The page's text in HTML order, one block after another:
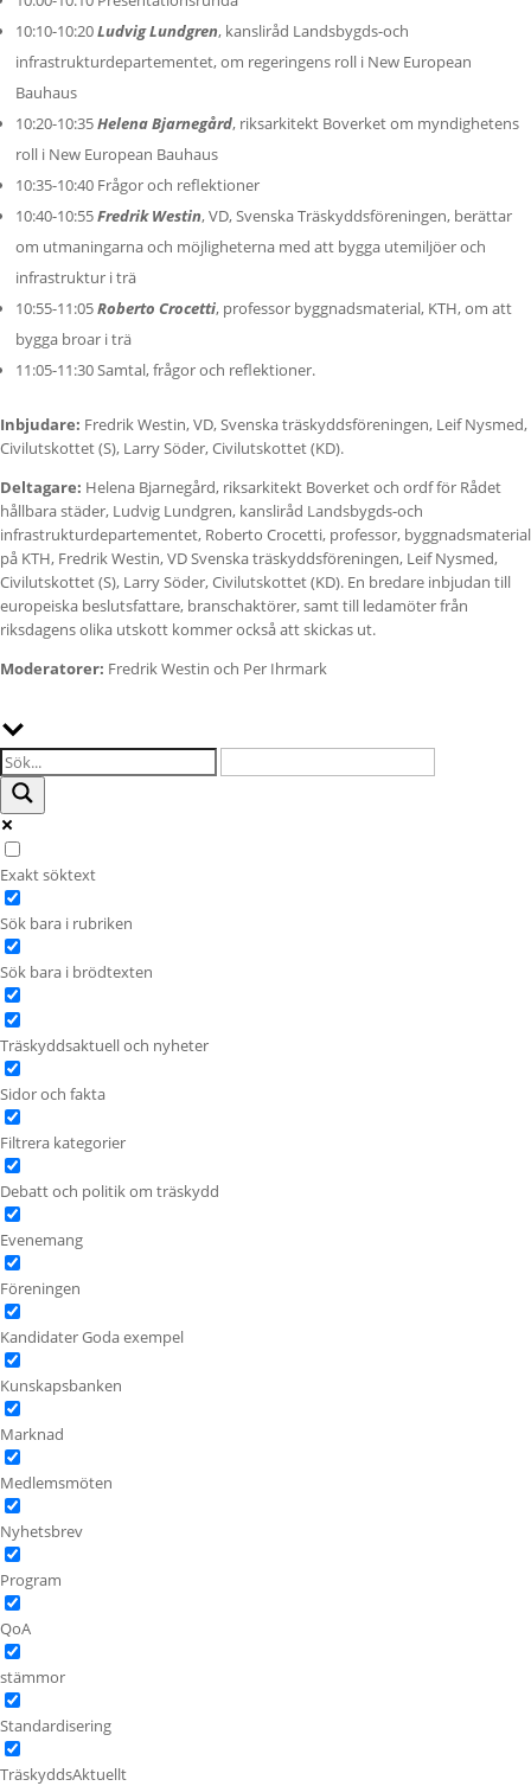
10:10-10:20Ludvig Lundgren, kansliråd Landsbygds-och
infrastrukturdepartementet, om regeringens roll i New European
Bauhaus
10:20-10:35Helena Bjarnegård, riksarkitekt Boverket om myndighetens
roll i New European Bauhaus
10:35-10:40 Frågor och reflektioner
10:40-10:55Fredrik Westin, VD, Svenska Träskyddsföreningen, berättar
om utmaningarna och möjligheterna med att bygga utemiljöer och
infrastruktur i trä
10:55-11:05Roberto Crocetti, professor byggnadsmaterial, KTH, om att
bygga broar i trä
11:05-11:30 Samtal, frågor och reflektioner.
Inbjudare: Fredrik Westin, VD, Svenska träskyddsföreningen, Leif Nysmed,
Civilutskottet (S), Larry Söder, Civilutskottet (KD).
Deltagare: Helena Bjarnegård, riksarkitekt Boverket och ordf för Rådet
hållbara städer, Ludvig Lundgren, kansliråd Landsbygds-och
infrastrukturdepartementet, Roberto Crocetti, professor, byggnadsmaterial
på KTH, Fredrik Westin, VD Svenska träskyddsföreningen, Leif Nysmed,
Civilutskottet (S), Larry Söder, Civilutskottet (KD). En bredare inbjudan till
europeiska beslutsfattare, branschaktörer, samt till ledamöter från
riksdagens olika utskott kommer också att skickas ut.
Moderatorer: Fredrik Westin och Per Ihrmark
Exakt söktext
Sök bara i rubriken
Sök bara i brödtexten
Träskyddsaktuell och nyheter
Sidor och fakta
Filtrera kategorier
Debatt och politik om träskydd
Evenemang
Föreningen
Kandidater Goda exempel
Kunskapsbanken
Marknad
Medlemsmöten
Nyhetsbrev
Program
QoA
stämmor
Standardisering
TräskyddsAktuellt